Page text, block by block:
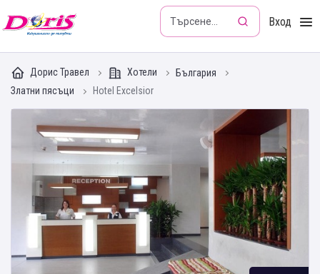
Doris - Изкушението да пътуваш Вход
Дорис Травел Хотели
България
Златни пясъци
Hotel Excelsior